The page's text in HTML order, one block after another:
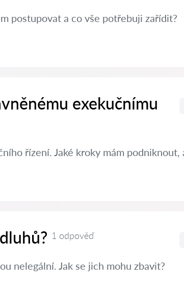
postupovat a co vše potřebuji zařídit?
exekučnímu
řízení. Jaké kroky mám podniknout,
1 odpověď
nelegální. Jak se jich mohu zbavit?